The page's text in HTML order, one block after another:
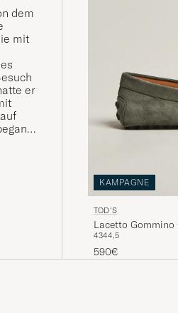
dem
mit
er
KAMPAGNE
TOD'S
Lacetto Gommino
4344,5
590€